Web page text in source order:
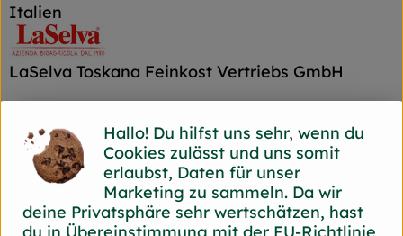
Italien
LaSelva Toskana Feinkost Vertriebs GmbH
Bio mit italienischer Lebensart und
Leidenschaft für Natur und Genuss
In der südlichen Toskana liegt der Biohof
LaSelva. Seit 1980 wird hier ökologischer
Landbau betrieben, seit 2018 ist die
Hallo! Du hilfst uns sehr, wenn du
Cookies zulässt und uns somit
erlaubst, Daten für unser
Marketing zu sammeln. Da wir
deine Privatsphäre sehr wertschätzen, hast